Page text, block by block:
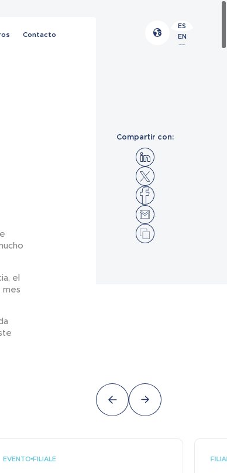
Contacto
EN
FR
ES
Compartir con:
el
mes
EVENTO FILIALE